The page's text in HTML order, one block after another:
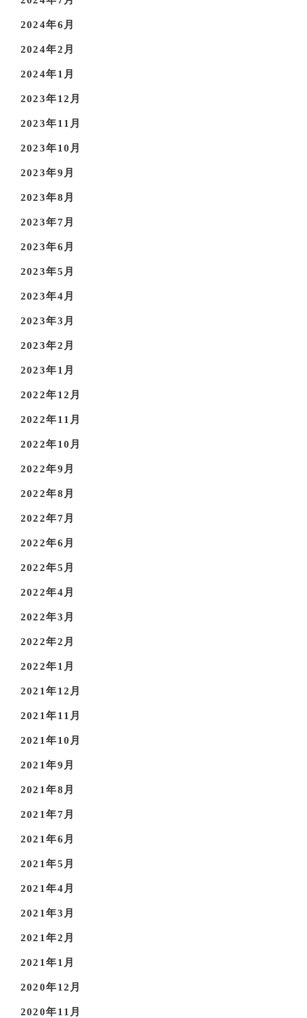
2024年6月
2024年2月
2024年1月
2023年12月
2023年11月
2023年10月
2023年9月
2023年8月
2023年7月
2023年6月
2023年5月
2023年4月
2023年3月
2023年2月
2023年1月
2022年12月
2022年11月
2022年10月
2022年9月
2022年8月
2022年7月
2022年6月
2022年5月
2022年4月
2022年3月
2022年2月
2022年1月
2021年12月
2021年11月
2021年10月
2021年9月
2021年8月
2021年7月
2021年6月
2021年5月
2021年4月
2021年3月
2021年2月
2021年1月
2020年12月
2020年11月